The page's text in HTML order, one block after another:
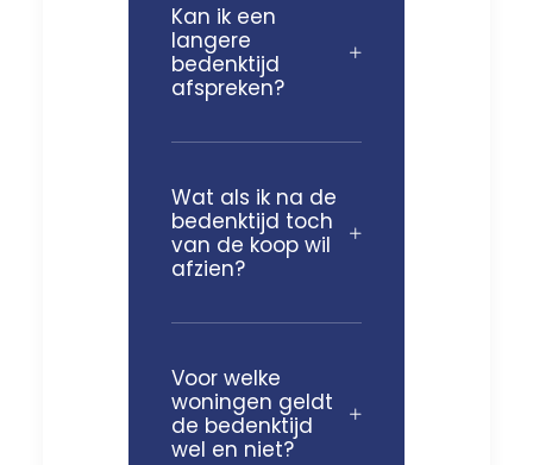
Kan ik een
langere
bedenktijd
afspreken?
Wat als ik na de
bedenktijd toch
van de koop wil
afzien?
Voor welke
woningen geldt
de bedenktijd
wel en niet?